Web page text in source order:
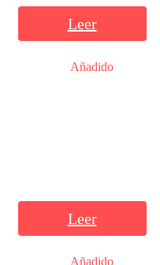
Leer
Añadido
Leer
Añadido